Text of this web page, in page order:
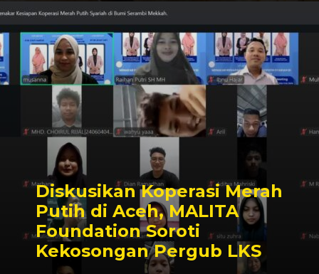
Diskusikan Koperasi Merah
Putih di Aceh, MALITA
Foundation Soroti
Kekosongan Pergub LKS